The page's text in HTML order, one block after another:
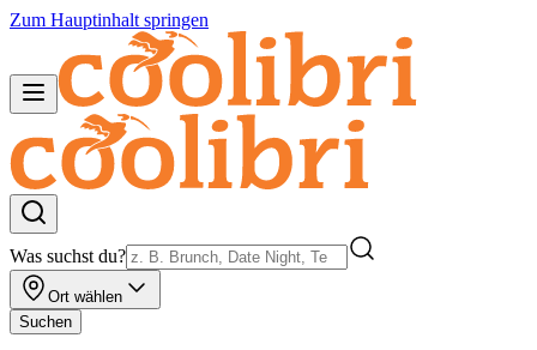
Zum Hauptinhalt springen
Was suchst du?
Ort wählen
Suchen